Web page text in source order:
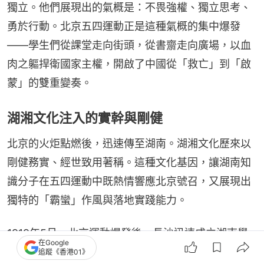
獨立。他們展現出的氣概是：不畏強權、獨立思考、
勇於行動。北京五四運動正是這種氣概的集中爆發
——學生們從課堂走向街頭，從書齋走向廣場，以血
肉之軀捍衛國家主權，開啟了中國從「救亡」到「啟
蒙」的雙重變奏。
湖湘文化注入的實幹與剛健
北京的火炬點燃後，迅速傳至湖南。湖湘文化歷來以
剛健務實、經世致用著稱。這種文化基因，讓湖南知
識分子在五四運動中既熱情響應北京號召，又展現出
獨特的「霸蠻」作風與落地實踐能力。
1919年5月，北京運動爆發後，長沙迅速成立湖南學
生聯合會，組織大規模罷課、遊行和抵制日貨。毛澤
在Google
追蹤《香港01》